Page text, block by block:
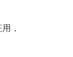
，